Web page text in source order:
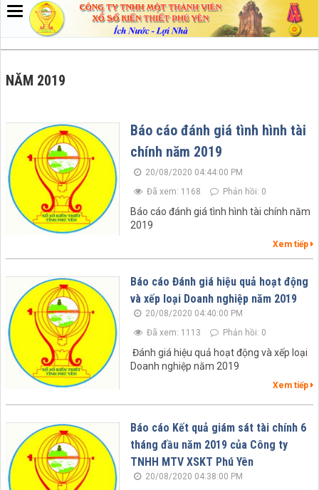
NĂM 2019
Báo cáo đánh giá tình hình tài
chính năm 2019
20/08/2020 04:44:00 PM
Đã xem: 1168
Phản hồi: 0
Báo cáo đánh giá tình hình tài chính năm
2019
Xem tiếp
Báo cáo Đánh giá hiệu quả hoạt động
và xếp loại Doanh nghiệp năm 2019
20/08/2020 04:40:00 PM
Đã xem: 1113
Phản hồi: 0
Đánh giá hiệu quả hoạt động và xếp loại
Doanh nghiệp năm 2019
Xem tiếp
Báo cáo Kết quả giám sát tài chính 6
tháng đầu năm 2019 của Công ty
TNHH MTV XSKT Phú Yên
20/08/2020 04:38:00 PM